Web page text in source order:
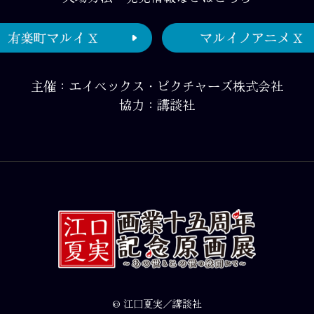
主催：エイベックス・ピクチャーズ株式会社
協力：講談社
© 江口夏実／講談社